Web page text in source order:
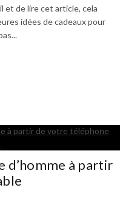
et de lire cet article, cela
idées de cadeaux pour
d’homme à partir